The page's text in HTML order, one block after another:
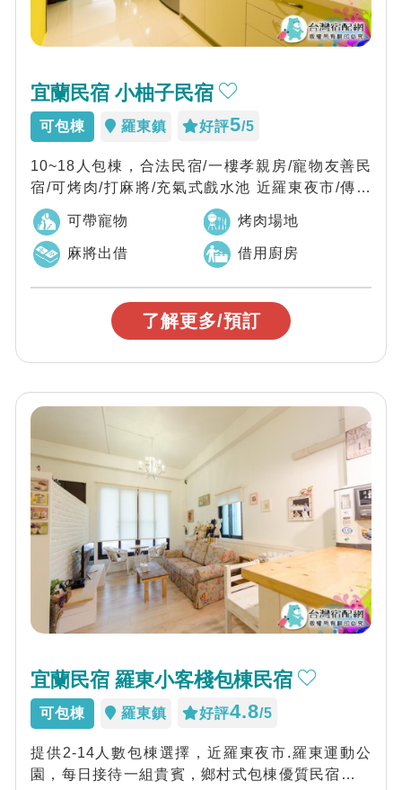
宜蘭民宿 小柚子民宿
可包棟 羅東鎮 好評5/5
10~18人包棟，合法民宿/一樓孝親房/寵物友善民
宿/可烤肉/打麻將/充氣式戲水池 近羅東夜市/傳統
藝術中心/冬山河親水公園(童...
可帶寵物 烤肉場地
麻將出借 借用廚房
了解更多/預訂
宜蘭民宿 羅東小客棧包棟民宿
可包棟 羅東鎮 好評4.8/5
提供2-14人數包棟選擇，近羅東夜市.羅東運動公
園，每日接待一組貴賓，鄉村式包棟優質民宿。喜